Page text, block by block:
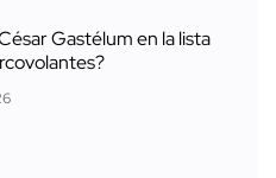
Gastélum en la lista